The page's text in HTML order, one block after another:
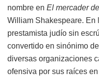
nombre en El mercader
William Shakespeare. En
prestamista judío sin
convertido en sinónimo
diversas organizaciones
ofensiva por sus raíces